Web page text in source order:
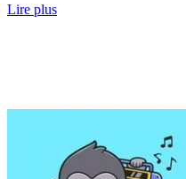
Lire plus